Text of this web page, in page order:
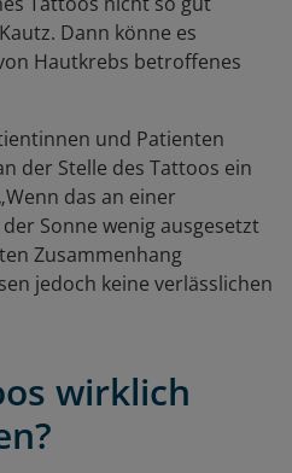
Dann könne es
Hautkrebs betroffenes
und Patienten
der Stelle des Tattoos ein
das an einer
Sonne wenig ausgesetzt
Zusammenhang
jedoch keine verlässlichen
wirklich